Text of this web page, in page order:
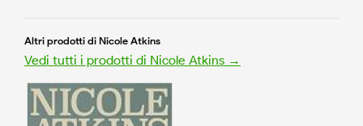
Altri prodotti di Nicole Atkins
Vedi tutti i prodotti di Nicole Atkins →